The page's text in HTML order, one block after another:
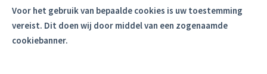
Voor het gebruik van bepaalde cookies is uw toestemming
vereist. Dit doen wij door middel van een zogenaamde
cookiebanner.